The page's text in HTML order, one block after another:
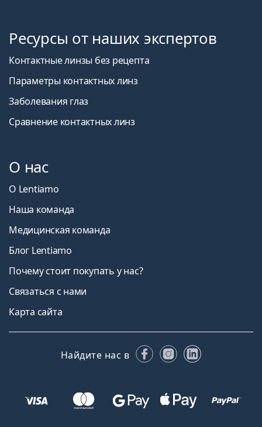
Ресурсы от наших экспертов
Контактные линзы без рецепта
Параметры контактных линз
Заболевания глаз
Сравнение контактных линз
О нас
О Lentiamo
Наша команда
Медицинская команда
Блог Lentiamo
Почему стоит покупать у нас?
Связаться с нами
Карта сайта
Найдите нас в FacebookInstagram
LinkedIn